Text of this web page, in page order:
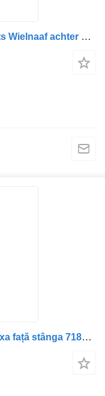
Mozzo IVECO Axle & Steering Parts Wielnaaf achter 7184073 per camion
Mozzo Butuc roată frână cu disc axa față stânga 7183906 / 7188706 / 29 per camion IVECO Vehicule Iveco